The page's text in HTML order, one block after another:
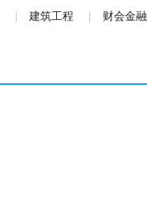
建筑工程 财会金融